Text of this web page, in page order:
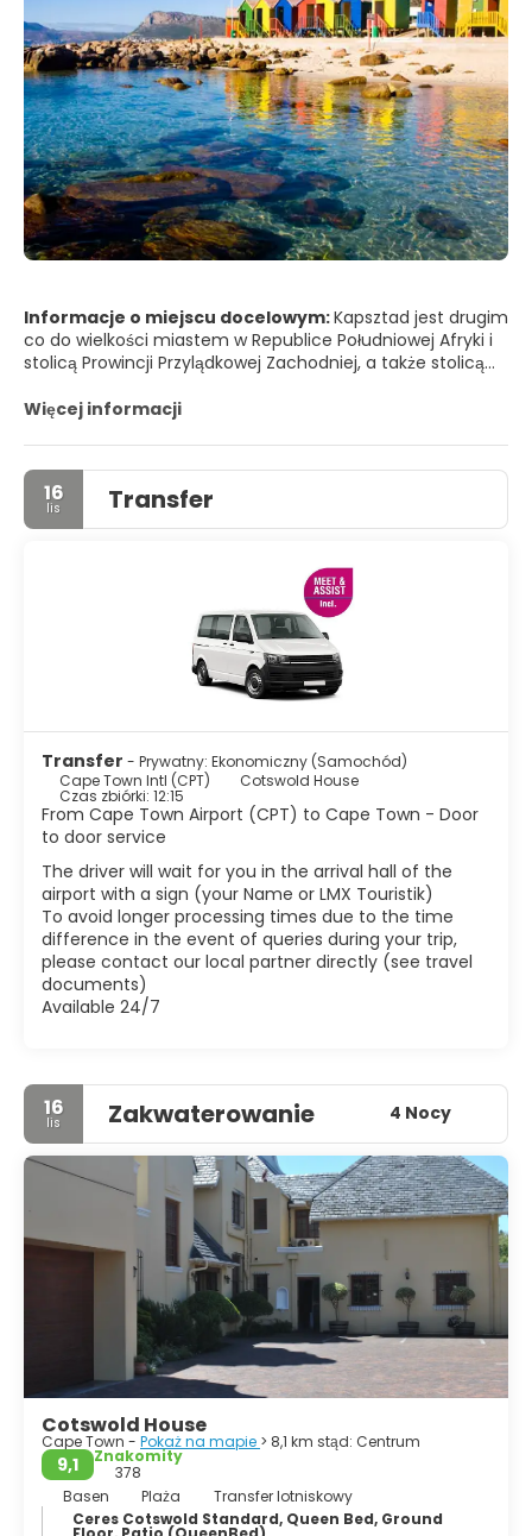
Informacje o miejscu docelowym:Kapsztad jest drugim
co do wielkości miastem w Republice Południowej Afryki i
stolicą Prowincji Przylądkowej Zachodniej, a także stolicą
mieści parlament, chociaż stolicą administracyjną
położony jest u podnóża Gór Stołowych, otoczony
zarówno przez Ocean Atlantycki, jak i Indyjski. Kapsztad to
miejsce, które oferuje wszystko, od pięknych gór i
wspaniałych plaż po malownicze pasma górskie i pyszne
Przejdź się po Green Market Square lub przez ogrody pełne
wiewiórek przy Muzeum Historii Kultury RPA, tuż przy
głównej ulicy Adderley Street. Esplanada w cieniu Ratusza
Miejskiego służy jako scena dla wieców politycznych, a
także jako targ, na którym można kupić wszystko, od
jedzenia po ubrania. Zamek Dobrej Nadziei góruje nad
obszarów mieszkalnych Kapsztadu jest Bo Kaap, unikalna
dzielnica o bogatej historii kulturowej i społecznej. Odwiedź
Nobel Square i zobacz hołd dla czterech laureatów
Pokojowej Nagrody Nobla z Republiki Południowej Afryki.
Kapsztad ma jedne z najpiękniejszych plaż w Afryce,
wszystkie z czystym, białym piaskiem
charakterystycznym dla Przylądka.
Kapsztad to spektakularne miejsce, które ma coś dla
każdego: słońce, plaże, przyjaznych ludzi, afrykańską
kulturę, dobre jedzenie, wspaniałe wino i fantastyczne
krajobrazy. Na co czekasz?
Więcej informacji
16
lis Transfer
Transfer - Prywatny: Ekonomiczny (Samochód)
Cape Town Intl (CPT)
Cotswold House
Czas zbiórki: 12:15
From Cape Town Airport (CPT) to Cape Town - Door
to door service
The driver will wait for you in the arrival hall of the
airport with a sign (your Name or LMX Touristik)
To avoid longer processing times due to the time
difference in the event of queries during your trip,
please contact our local partner directly (see travel
documents)
Available 24/7
16
lis Zakwaterowanie 4 Nocy
Cotswold House
Cape Town - Pokaż na mapie > 8,1 km stąd: Centrum
9,1
Znakomity
378
Basen
Plaża
Transfer lotniskowy
Ceres Cotswold Standard, Queen Bed, Ground